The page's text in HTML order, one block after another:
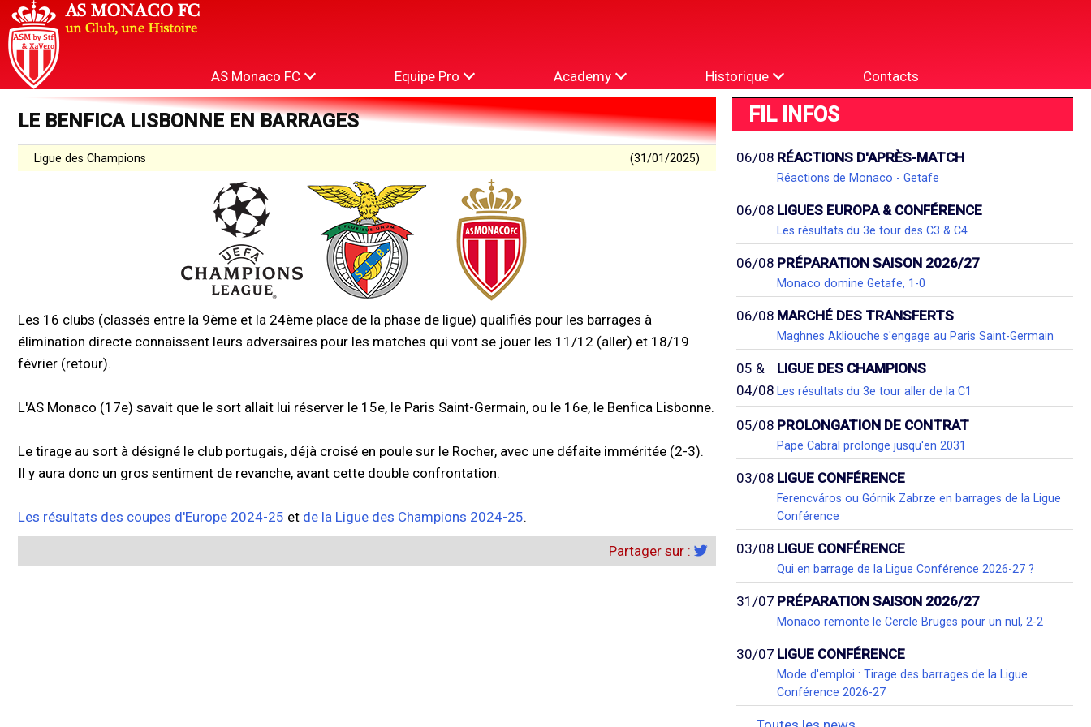
AS Monaco FC Equipe Pro Academy Historique Contacts
LE BENFICA LISBONNE EN BARRAGES
Ligue des Champions (31/01/2025)
Les 16 clubs (classés entre la 9ème et la 24ème place de la phase de ligue) qualifiés pour les barrages à
élimination directe connaissent leurs adversaires pour les matches qui vont se jouer les 11/12 (aller) et 18/19
février (retour).
L'AS Monaco (17e) savait que le sort allait lui réserver le 15e, le Paris Saint-Germain, ou le 16e, le Benfica Lisbonne.
Le tirage au sort à désigné le club portugais, déjà croisé en poule sur le Rocher, avec une défaite imméritée (2-3).
Il y aura donc un gros sentiment de revanche, avant cette double confrontation.
Les résultats des coupes d'Europe 2024-25 et de la Ligue des Champions 2024-25.
Partager sur :
FIL INFOS
06/08 RÉACTIONS D'APRÈS-MATCH
Réactions de Monaco - Getafe
06/08 LIGUES EUROPA & CONFÉRENCE
Les résultats du 3e tour des C3 & C4
06/08 PRÉPARATION SAISON 2026/27
Monaco domine Getafe, 1-0
06/08 MARCHÉ DES TRANSFERTS
Maghnes Akliouche s'engage au Paris Saint-Germain
05 &
04/08
LIGUE DES CHAMPIONS
Les résultats du 3e tour aller de la C1
05/08 PROLONGATION DE CONTRAT
Pape Cabral prolonge jusqu'en 2031
03/08 LIGUE CONFÉRENCE
Ferencváros ou Górnik Zabrze en barrages de la Ligue
Conférence
03/08 LIGUE CONFÉRENCE
Qui en barrage de la Ligue Conférence 2026-27 ?
31/07 PRÉPARATION SAISON 2026/27
Monaco remonte le Cercle Bruges pour un nul, 2-2
30/07 LIGUE CONFÉRENCE
Mode d'emploi : Tirage des barrages de la Ligue
Conférence 2026-27